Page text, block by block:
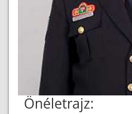
Önéletrajz: